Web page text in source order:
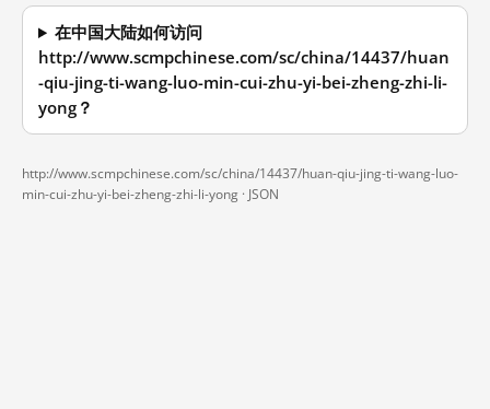
在中国大陆如何访问
http://www.scmpchinese.com/sc/china/14437/huan
-qiu-jing-ti-wang-luo-min-cui-zhu-yi-bei-zheng-zhi-li-
yong？
http://www.scmpchinese.com/sc/china/14437/huan-qiu-jing-ti-wang-luo-
min-cui-zhu-yi-bei-zheng-zhi-li-yong · JSON